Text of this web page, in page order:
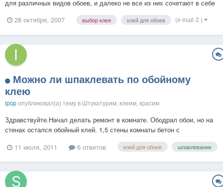
для различных видов обоев, и далеко не все из них сочетают в себе
не держат обои, другие приклеивают так, что нипочем не оторвешь,
28 октября, 2007 выбор клея клей для обоев (и ещё 2 )
Можно ли шпаклевать по обойному
клею
ipcpопубликовал(а) тему в Штукатурим, клеим, красим
Здравствуйте.Начал делать ремонт в комнате. Ободрал обои, но на
стенах остался обойный клей. 1,5 стены комнаты бетон с
зашпаклеванными швами, остальная часть стен зашпаклеванные
гипсовые блоки. Стены относительно ровные кроме стены с окном.
Планируется стены подравнять шпаклевкой кнауф фуген, т.к. н...
11 июля, 2011 6 ответов клей для обоев шпаклевание